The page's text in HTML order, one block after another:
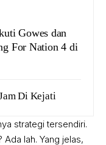
Gowes dan
For Nation 4 di
Di Kejati
strategi tersendiri.
lah. Yang jelas,